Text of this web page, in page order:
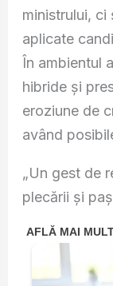
ministrului,
aplicate
În ambientul
hibride și
eroziune de
având
„Un gest de
plecării și